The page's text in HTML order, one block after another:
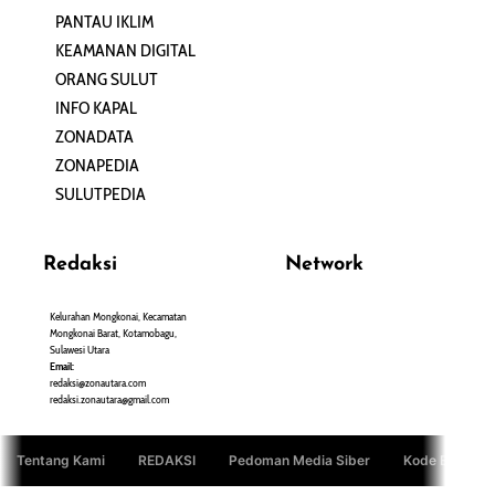
PANTAU IKLIM
KEAMANAN DIGITAL
ORANG SULUT
INFO KAPAL
ZONADATA
ZONAPEDIA
SULUTPEDIA
Redaksi
Kelurahan Mongkonai, Kecamatan
Mongkonai Barat, Kotamobagu,
Sulawesi Utara
Email:
redaksi@zonautara.com
redaksi.zonautara@gmail.com
Network
Tentang Kami REDAKSI Pedoman Media Siber Kode Etik